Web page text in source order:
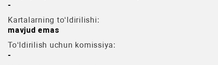
-
Kartalarning to‘ldirilishi:
mavjud emas
To‘ldirilish uchun komissiya:
-